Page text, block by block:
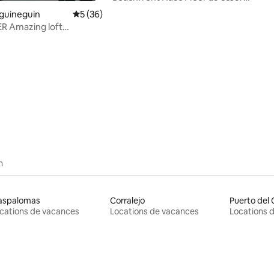
Note moyenne de 5 sur 5, 36 commentaires
5 (36)
Amazing loft
de vacances
Corralejo
Locations de vacances
Puerto del
Locations